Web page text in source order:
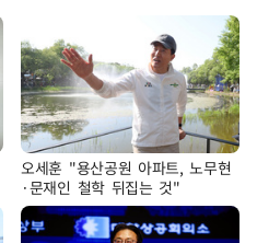
오세훈 "용산공원 아파트, 노무현
·문재인 철학 뒤집는 것"